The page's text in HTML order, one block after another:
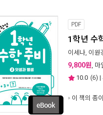
PDF
1학년 수
이세나, 이원
9,800원, 마
10.0 (6) |
이 책의 종